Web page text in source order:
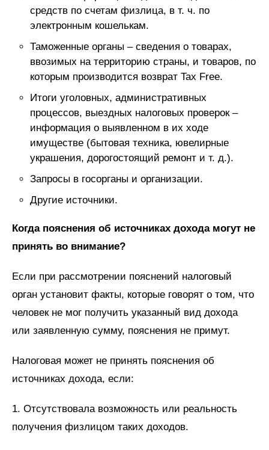
средств по счетам физлица, в т. ч. по
электронным кошелькам.
Таможенные органы – сведения о товарах,
ввозимых на территорию страны, и товаров, по
которым производится возврат Tax Free.
Итоги уголовных, административных
процессов, выездных налоговых проверок –
информация о выявленном в их ходе
имуществе (бытовая техника, ювелирные
украшения, дорогостоящий ремонт и т. д.).
Запросы в госорганы и организации.
Другие источники.
Когда пояснения об источниках дохода могут не
принять во внимание?
Если при рассмотрении пояснений налоговый
орган установит факты, которые говорят о том, что
человек не мог получить указанный вид дохода
или заявленную сумму, пояснения не примут.
Налоговая может не принять пояснения об
источниках дохода, если:
1. Отсутствовала возможность или реальность
получения физлицом таких доходов.